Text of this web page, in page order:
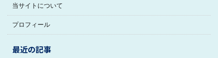
当サイトについて
プロフィール
最近の記事